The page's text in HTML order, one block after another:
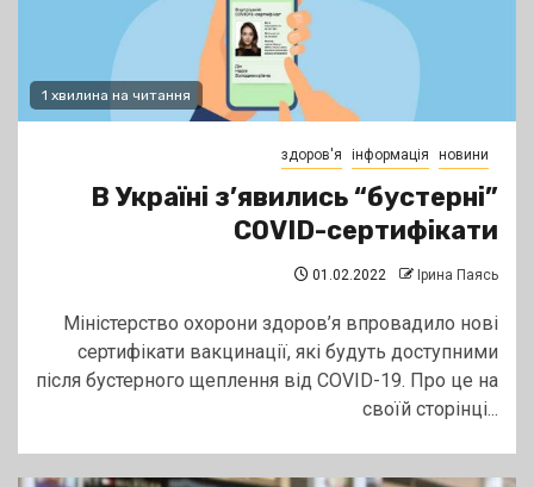
1 хвилина на читання
здоров'я інформація новини
В Україні з’явились “бустерні”
COVID-сертифікати
01.02.2022 Ірина Паясь
Міністерство охорони здоров’я впровадило нові
сертифікати вакцинації, які будуть доступними
після бустерного щеплення від COVID-19. Про це на
своїй сторінці...